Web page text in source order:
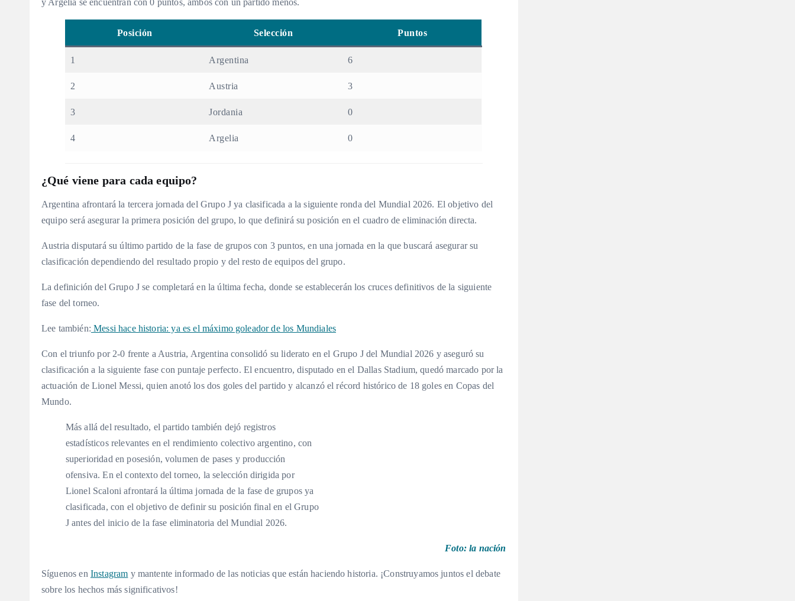
y Argelia se encuentran con 0 puntos, ambos con un partido menos.
Posición Selección Puntos
1 Argentina 6
2 Austria 3
3 Jordania 0
4 Argelia 0
¿Qué viene para cada equipo?
Argentina afrontará la tercera jornada del Grupo J ya clasificada a la siguiente ronda del Mundial 2026. El objetivo del
equipo será asegurar la primera posición del grupo, lo que definirá su posición en el cuadro de eliminación directa.
Austria disputará su último partido de la fase de grupos con 3 puntos, en una jornada en la que buscará asegurar su
clasificación dependiendo del resultado propio y del resto de equipos del grupo.
La definición del Grupo J se completará en la última fecha, donde se establecerán los cruces definitivos de la siguiente
fase del torneo.
Lee también: Messi hace historia: ya es el máximo goleador de los Mundiales
Con el triunfo por 2-0 frente a Austria, Argentina consolidó su liderato en el Grupo J del Mundial 2026 y aseguró su
clasificación a la siguiente fase con puntaje perfecto. El encuentro, disputado en el Dallas Stadium, quedó marcado por la
actuación de Lionel Messi, quien anotó los dos goles del partido y alcanzó el récord histórico de 18 goles en Copas del
Mundo.
Más allá del resultado, el partido también dejó registros
estadísticos relevantes en el rendimiento colectivo argentino, con
superioridad en posesión, volumen de pases y producción
ofensiva. En el contexto del torneo, la selección dirigida por
Lionel Scaloni afrontará la última jornada de la fase de grupos ya
clasificada, con el objetivo de definir su posición final en el Grupo
J antes del inicio de la fase eliminatoria del Mundial 2026.
Foto: la nación
Síguenos en Instagram y mantente informado de las noticias que están haciendo historia. ¡Construyamos juntos el debate
sobre los hechos más significativos!